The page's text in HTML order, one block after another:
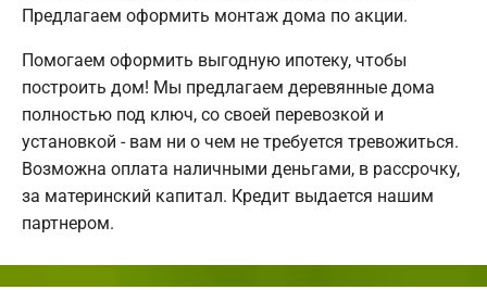
Предлагаем оформить монтаж дома по акции.
Помогаем оформить выгодную ипотеку, чтобы
построить дом! Мы предлагаем деревянные дома
полностью под ключ, со своей перевозкой и
установкой - вам ни о чем не требуется тревожиться.
Возможна оплата наличными деньгами, в рассрочку,
за материнский капитал. Кредит выдается нашим
партнером.